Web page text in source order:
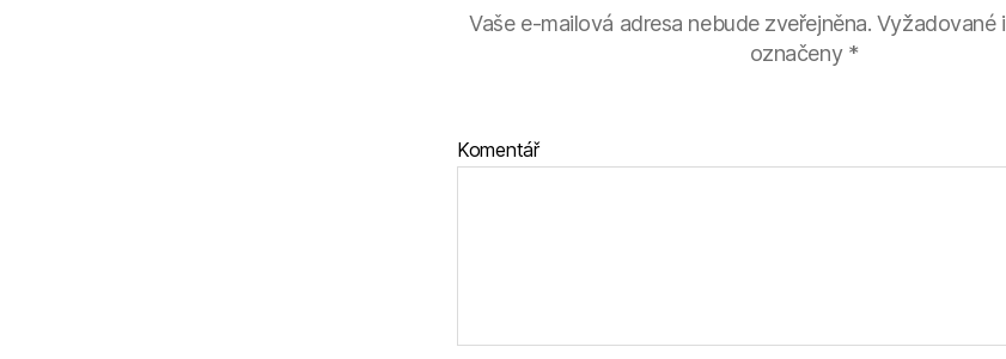
Vaše e-mailová adresa nebude zveřejněna. Vyžadované
označeny *
Komentář